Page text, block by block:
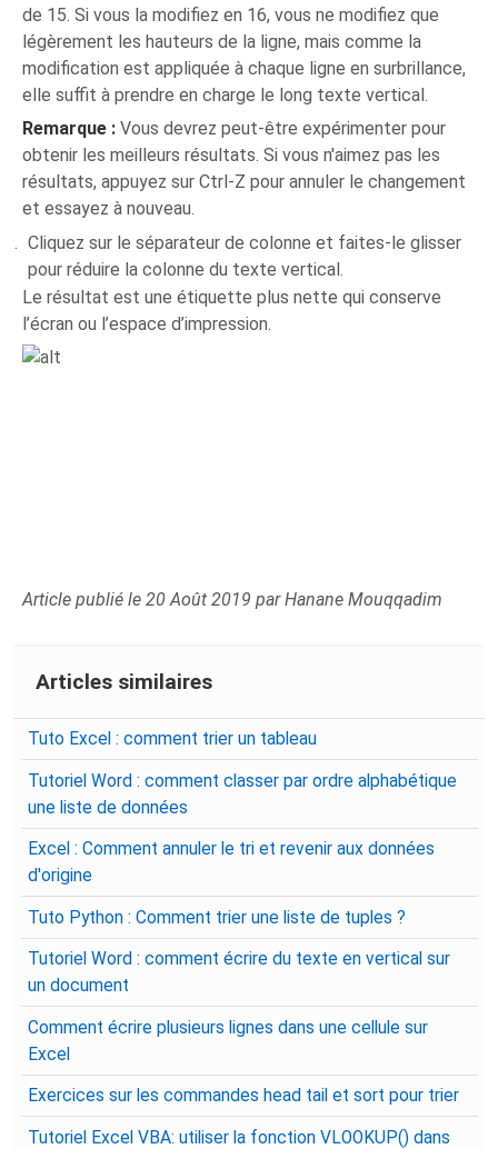
de 15. Si vous la modifiez en 16, vous ne modifiez que
légèrement les hauteurs de la ligne, mais comme la
modification est appliquée à chaque ligne en surbrillance,
elle suffit à prendre en charge le long texte vertical.
Remarque : Vous devrez peut-être expérimenter pour
obtenir les meilleurs résultats. Si vous n'aimez pas les
résultats, appuyez sur Ctrl-Z pour annuler le changement
et essayez à nouveau.
Cliquez sur le séparateur de colonne et faites-le glisser
pour réduire la colonne du texte vertical.
Le résultat est une étiquette plus nette qui conserve
l’écran ou l’espace d’impression.
Article publié le 20 Août 2019 par Hanane Mouqqadim
Articles similaires
Tuto Excel : comment trier un tableau
Tutoriel Word : comment classer par ordre alphabétique
une liste de données
Excel : Comment annuler le tri et revenir aux données
d'origine
Tuto Python : Comment trier une liste de tuples ?
Tutoriel Word : comment écrire du texte en vertical sur
un document
Comment écrire plusieurs lignes dans une cellule sur
Excel
Exercices sur les commandes head tail et sort pour trier
Tutoriel Excel VBA: utiliser la fonction VLOOKUP() dans